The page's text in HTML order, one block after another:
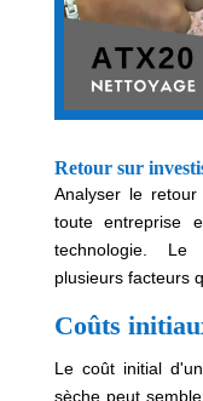
Retour sur
Analyser le
toute entreprise
technologie. Le
plusieurs facteurs
Coûts
Le coût initial
sèche peut